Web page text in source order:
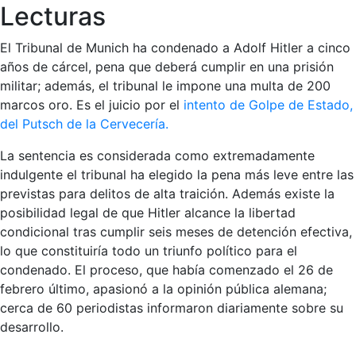
Lecturas
El Tribunal de Munich ha condenado a Adolf Hitler a cinco
años de cárcel, pena que deberá cumplir en una prisión
militar; además, el tribunal le impone una multa de 200
marcos oro. Es el juicio por el intento de Golpe de Estado,
del Putsch de la Cervecería.
La sentencia es considerada como extremadamente
indulgente el tribunal ha elegido la pena más leve entre las
previstas para delitos de alta traición. Además existe la
posibilidad legal de que Hitler alcance la libertad
condicional tras cumplir seis meses de detención efectiva,
lo que constituiría todo un triunfo político para el
condenado. El proceso, que había comenzado el 26 de
febrero último, apasionó a la opinión pública alemana;
cerca de 60 periodistas informaron diariamente sobre su
desarrollo.